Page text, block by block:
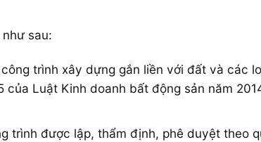
sau:
trình xây dựng gắn liền với đất và các
Luật Kinh doanh bất động sản năm
trình được lập, thẩm định, phê duyệt theo